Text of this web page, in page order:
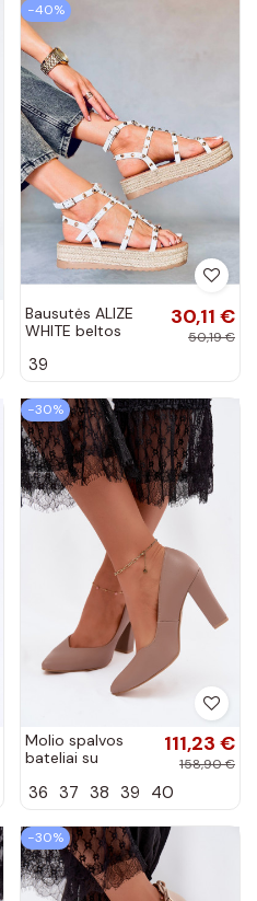
−40%
Bausutės ALIZE
WHITE beltos
30,11 €
50,19 €
39
−30%
Molio spalvos
bateliai su
smailia nosimi
111,23 €
158,90 €
36 37 38 39 40
−30%